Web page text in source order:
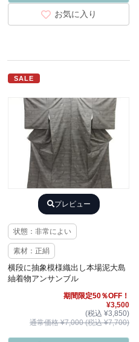
お気に入り
SALE
プレビュー
状態：非常によい
素材：正絹
横段に抽象模様織出し本場泥大島
紬着物アンサンブル
期間限定50％OFF！
¥3,500
(税込 ¥3,850)
通常価格 ¥7,000 (税込 ¥7,700)